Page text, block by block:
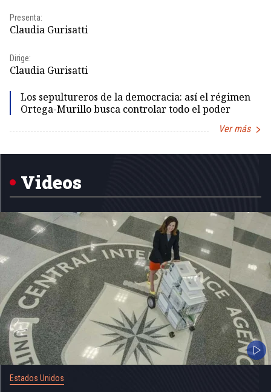
Presenta:
Claudia Gurisatti
Dirige:
Claudia Gurisatti
Los sepultureros de la democracia: así el régimen
Ortega-Murillo busca controlar todo el poder
Ver más
1
Videos
Estados Unidos